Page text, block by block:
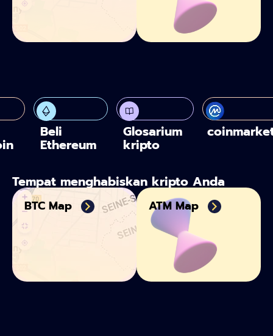
Beli
Ethereum
Glosarium
kripto
Tempat menghabiskan kripto Anda
BTC Map ATM Map